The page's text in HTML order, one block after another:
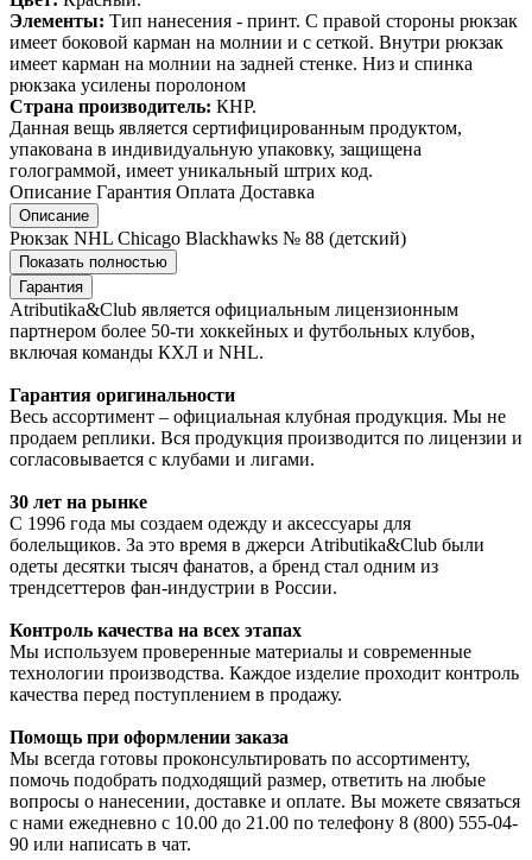
Элементы: Тип нанесения - принт. С правой стороны рюкзак
имеет боковой карман на молнии и с сеткой. Внутри рюкзак
имеет карман на молнии на задней стенке. Низ и спинка
рюкзака усилены поролоном
Страна производитель: КНР.
Данная вещь является сертифицированным продуктом,
упакована в индивидуальную упаковку, защищена
голограммой, имеет уникальный штрих код.
Описание Гарантия Оплата Доставка
Описание
Рюкзак NHL Chicago Blackhawks № 88 (детский)
Показать полностью
Гарантия
Atributika&Club является официальным лицензионным
партнером более 50-ти хоккейных и футбольных клубов,
включая команды КХЛ и NHL.
Гарантия оригинальности
Весь ассортимент – официальная клубная продукция. Мы не
продаем реплики. Вся продукция производится по лицензии и
согласовывается с клубами и лигами.
30 лет на рынке
С 1996 года мы создаем одежду и аксессуары для
болельщиков. За это время в джерси Atributika&Club были
одеты десятки тысяч фанатов, а бренд стал одним из
трендсеттеров фан-индустрии в России.
Контроль качества на всех этапах
Мы используем проверенные материалы и современные
технологии производства. Каждое изделие проходит контроль
качества перед поступлением в продажу.
Помощь при оформлении заказа
Мы всегда готовы проконсультировать по ассортименту,
помочь подобрать подходящий размер, ответить на любые
вопросы о нанесении, доставке и оплате. Вы можете связаться
с нами ежедневно с 10.00 до 21.00 по телефону 8 (800) 555-04-
90 или написать в чат.